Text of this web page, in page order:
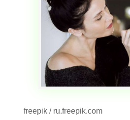
freepik / ru.freepik.com